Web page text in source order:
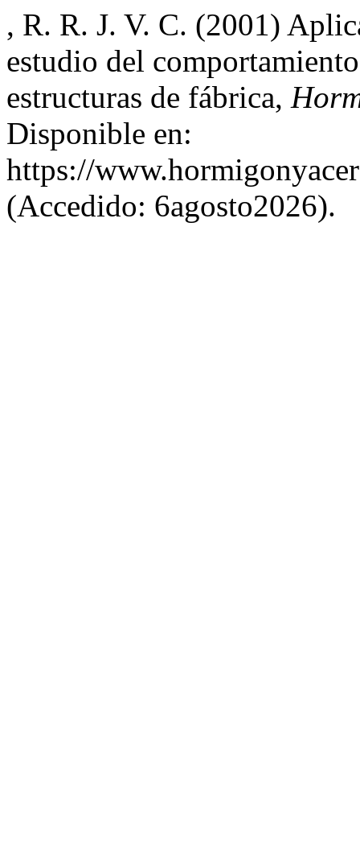
, R. R. J. V. C. (2001)
estudio del
estructuras de fábrica,
Disponible en:
https://
(Accedido: 6agosto2026).